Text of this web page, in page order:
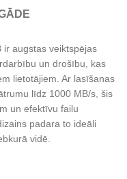
ir augstas veiktspējas
un drošību, kas
lietotājiem. Ar lasīšanas
līdz 1000 MB/s, šis
un efektīvu failu
padara to ideāli
vidē.